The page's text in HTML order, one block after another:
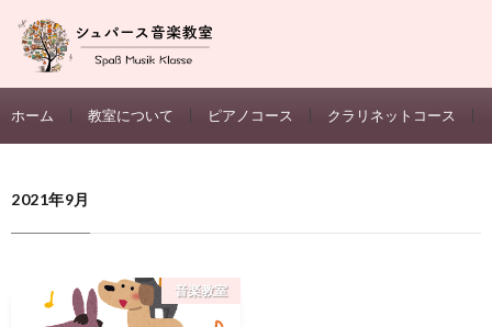
ホーム 教室について ピアノコース クラリネットコース
2021年9月
音楽教室